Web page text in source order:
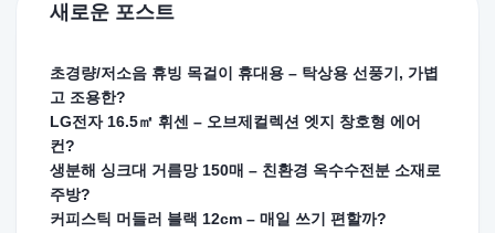
새로운 포스트
초경량/저소음 휴빙 목걸이 휴대용 – 탁상용 선풍기, 가볍
고 조용한?
LG전자 16.5㎡ 휘센 – 오브제컬렉션 엣지 창호형 에어
컨?
생분해 싱크대 거름망 150매 – 친환경 옥수수전분 소재로
주방?
커피스틱 머들러 블랙 12cm – 매일 쓰기 편할까?